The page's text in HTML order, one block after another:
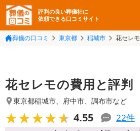
評判の良い葬儀社に
依頼できる口コミサイト
葬儀の口コミ 東京都 稲城市 花セレモ
花セレモの費用と評判
東京都稲城市、 府中市、 調布市など
★★★★★
★★★★★ 4.55 22件